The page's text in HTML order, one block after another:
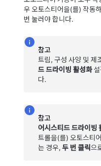
우오토스티어을(를) 작동
번 눌러야 합니다.
참고
트림, 구성 사양 및 제
드 드라이빙 활성화설
다.
참고
어시스티드 드라이빙
트롤을(를)오토스티
는 경우,두 번 클릭으